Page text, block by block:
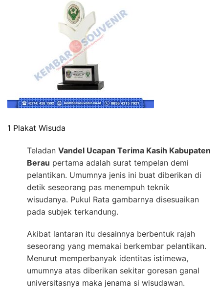
1 Plakat Wisuda
Teladan Vandel Ucapan Terima Kasih Kabupaten
Berau pertama adalah surat tempelan demi
pelantikan. Umumnya jenis ini buat diberikan di
detik seseorang pas menempuh teknik
wisudanya. Pukul Rata gambarnya disesuaikan
pada subjek terkandung.
Akibat lantaran itu desainnya berbentuk rajah
seseorang yang memakai berkembar pelantikan.
Menurut memperbanyak identitas istimewa,
umumnya atas diberikan sekitar goresan ganal
universitasnya maka jenama si wisudawan.